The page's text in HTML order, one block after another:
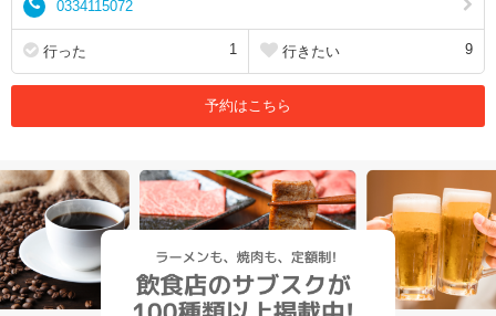
0334115072
行った 1 行きたい 9
予約はこちら